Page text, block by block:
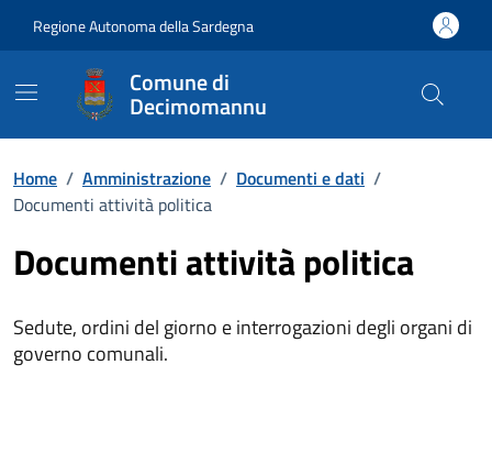
Regione Autonoma della Sardegna
Comune di
Decimomannu
Home / Amministrazione / Documenti e dati /
Documenti attività politica
Documenti attività politica
Sedute, ordini del giorno e interrogazioni degli organi di
governo comunali.